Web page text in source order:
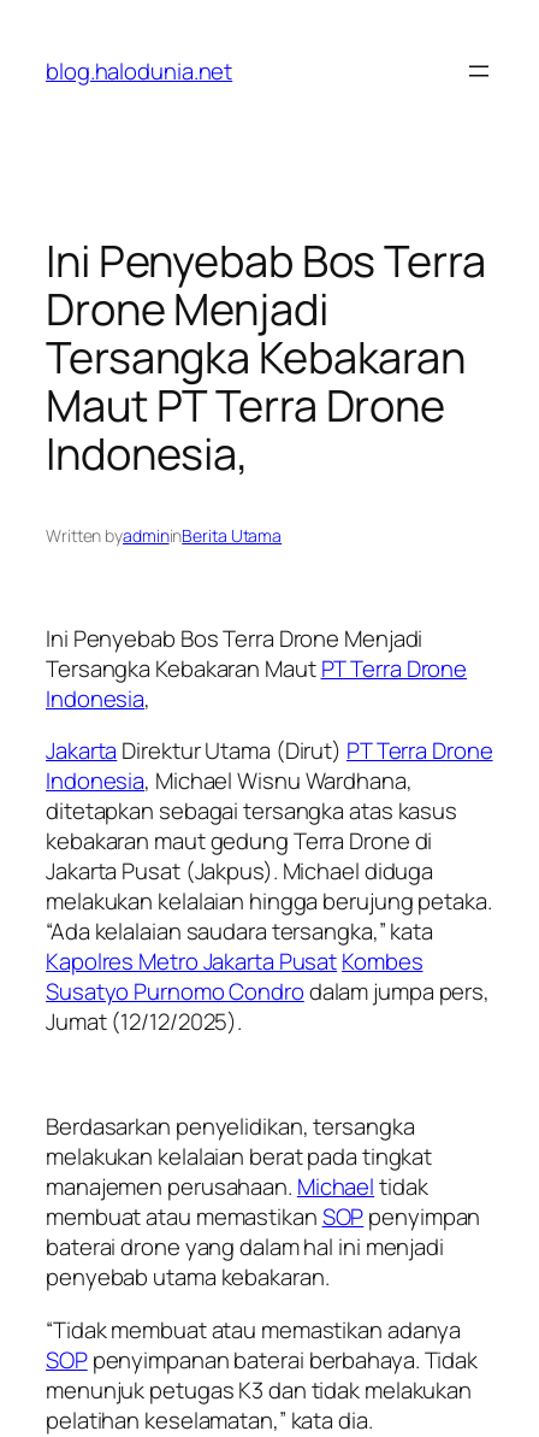
konten
blog.halodunia.net
Ini Penyebab Bos Terra
Drone Menjadi
Tersangka Kebakaran
Maut PT Terra Drone
Indonesia,
Written byadmininBerita Utama
Ini Penyebab Bos Terra Drone Menjadi
Tersangka Kebakaran MautPT Terra Drone
Indonesia,
Jakarta Direktur Utama (Dirut) PT Terra Drone
Indonesia, Michael Wisnu Wardhana,
ditetapkan sebagai tersangka atas kasus
kebakaran maut gedung Terra Drone di
Jakarta Pusat (Jakpus). Michael diduga
melakukan kelalaian hingga berujung petaka.
“Ada kelalaian saudara tersangka,” kata
Kapolres Metro Jakarta PusatKombes
Susatyo Purnomo Condrodalam jumpa pers,
Jumat (12/12/2025).
Berdasarkan penyelidikan, tersangka
melakukan kelalaian berat pada tingkat
manajemen perusahaan. Michaeltidak
membuat atau memastikanSOPpenyimpan
baterai drone yang dalam hal ini menjadi
penyebab utama kebakaran.
“Tidak membuat atau memastikan adanya
SOPpenyimpanan baterai berbahaya. Tidak
menunjuk petugas K3 dan tidak melakukan
pelatihan keselamatan,” kata dia.